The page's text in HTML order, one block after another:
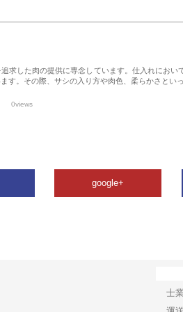
求した肉の提供に専念しています。仕入れにおい
す。その際、サシの入り方や肉色、柔らかさとい
0views
google+
士